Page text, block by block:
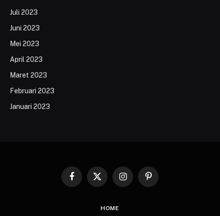
Juli 2023
Juni 2023
Mei 2023
April 2023
Maret 2023
Februari 2023
Januari 2023
Facebook
X
InstagramPinterest
HOME